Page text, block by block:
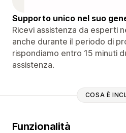
Supporto unico nel suo
Ricevi assistenza da esperti
anche durante il periodo di
rispondiamo entro 15 minuti
assistenza.
COSA È
Funzionalità